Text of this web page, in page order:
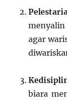
agar
biara